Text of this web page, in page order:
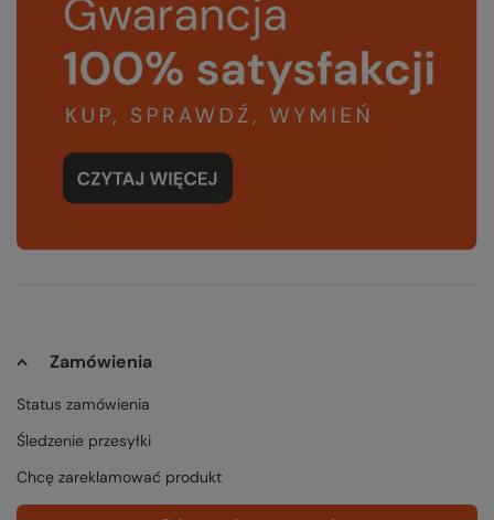
Zamówienia
Status zamówienia
Śledzenie przesyłki
Chcę zareklamować produkt